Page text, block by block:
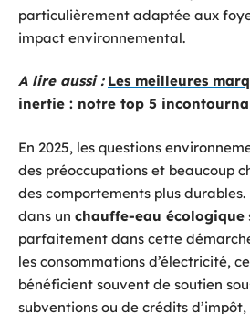
particulièrement adaptée aux
impact environnemental.
A lire aussi : Les meilleures
inertie : notre top 5
En 2025, les questions
des préoccupations et beaucoup
des comportements plus durables.
dans un chauffe-eau écologique
parfaitement dans cette
les consommations d’électricité,
bénéficient souvent de soutien
subventions ou de crédits